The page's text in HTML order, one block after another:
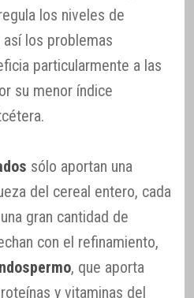
los niveles de
los problemas
particularmente a las
su menor índice
sólo aportan una
del cereal entero, cada
gran cantidad de
con el refinamiento,
, que aporta
y vitaminas del